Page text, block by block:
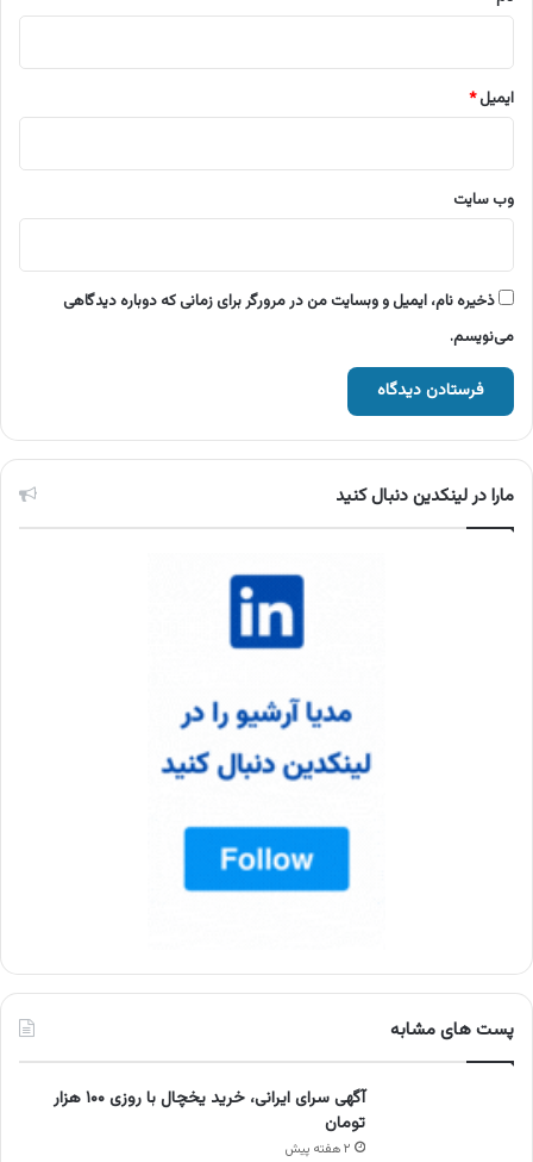
ایمیل*
وب‌ سایت
ذخیره نام، ایمیل و وبسایت من در مرورگر برای زمانی که دوباره دیدگاهی
می‌نویسم.
مارا در لینکدین دنبال کنید
پست های مشابه
آگهی سرای ایرانی، خرید یخچال با روزی ۱۰۰ هزار
تومان
۲ هفته پیش